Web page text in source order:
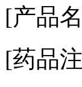
[产品
[药品